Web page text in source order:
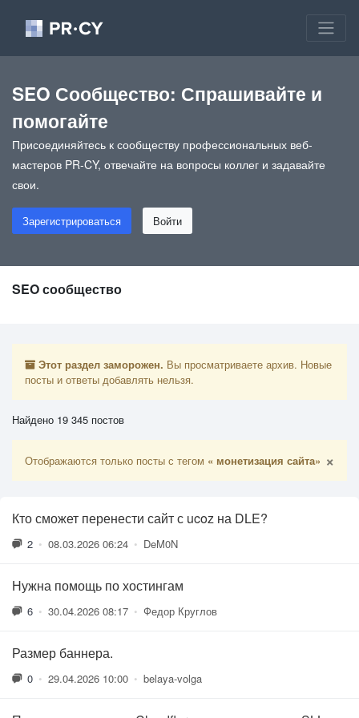
SEO Сообщество: Спрашивайте и
помогайте
Присоединяйтесь к сообществу профессиональных веб-
мастеров PR-CY, отвечайте на вопросы коллег и задавайте
свои.
Зарегистрироваться Войти
SEO сообщество
Этот раздел заморожен. Вы просматриваете архив. Новые
посты и ответы добавлять нельзя.
Найдено 19 345 постов
Отображаются только посты с тегом « монетизация сайта» ×
Кто сможет перенести сайт с ucoz на DLE?
2 • 08.03.2026 06:24 • DeM0N
Нужна помощь по хостингам
6 • 30.04.2026 08:17 • Федор Круглов
Размер баннера.
0 • 29.04.2026 10:00 • belaya-volga